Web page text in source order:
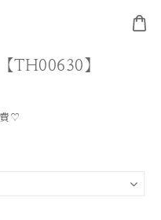
TH00630】
費♡